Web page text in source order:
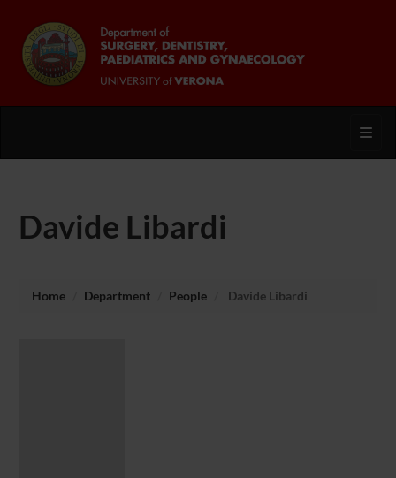
Davide Libardi
Home Department People Davide Libardi